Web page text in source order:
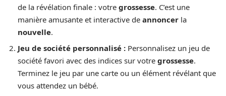
de la révélation finale : votre grossesse. C’est une
manière amusante et interactive de annoncer la
nouvelle.
Jeu de société personnalisé : Personnalisez un jeu de
société favori avec des indices sur votre grossesse.
Terminez le jeu par une carte ou un élément révélant que
vous attendez un bébé.